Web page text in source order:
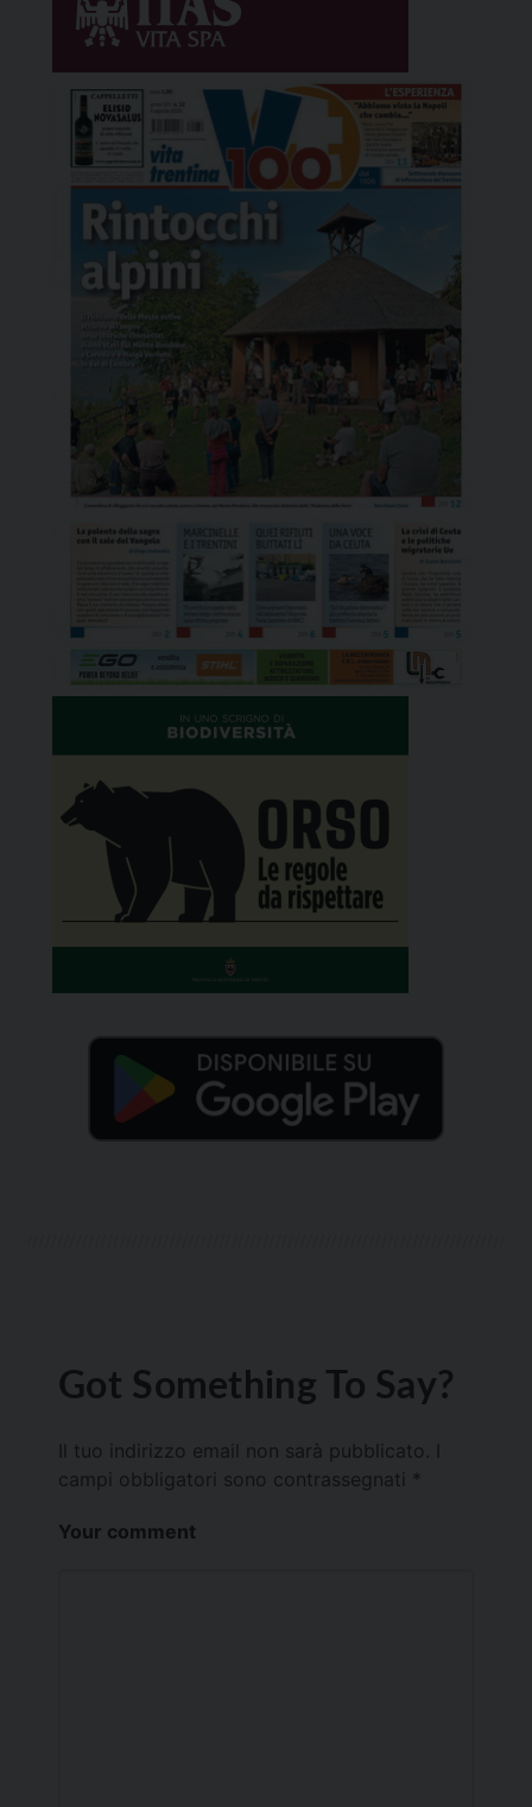
Got Something To Say?
Il tuo indirizzo email non sarà pubblicato.
campi obbligatori sono contrassegnati *
Your comment